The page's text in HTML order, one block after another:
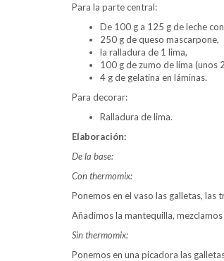
Para la parte central:
De 100 g a 125 g de leche
250 g de queso mascarpone,
la ralladura de 1 lima,
100 g de zumo de lima (unos
4 g de gelatina en láminas.
Para decorar:
Ralladura de lima.
Elaboración:
De la base:
Con thermomix:
Ponemos en el vaso las galletas, las
Añadimos la mantequilla, mezclamos
Sin thermomix:
Ponemos en una picadora las